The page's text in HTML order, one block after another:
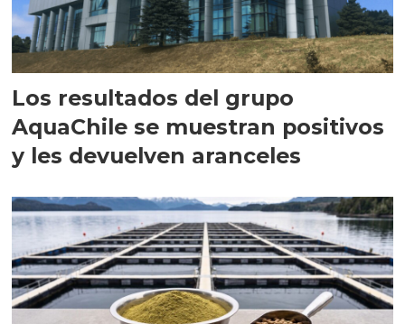
Los resultados del grupo
AquaChile se muestran positivos
y les devuelven aranceles